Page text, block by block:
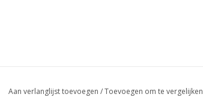
Aan verlanglijst toevoegen /Toevoegen om te vergelijken